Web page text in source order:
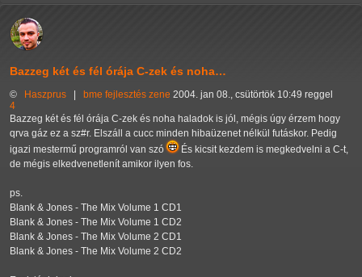
Bazzeg két és fél órája C-zek és noha…
© Haszprus | bme fejlesztés zene 2004. jan 08., csütörtök 10:49 reggel
4
Bazzeg két és fél órája C-zek és noha haladok is jól, mégis úgy érzem hogy
qrva gáz ez a sz#r. Elszáll a cucc minden hibaüzenet nélkül futáskor. Pedig
igazi mestermű programról van szó
És kicsit kezdem is megkedvelni a C-t,
de mégis elkedvenetlenít amikor ilyen fos.
ps.
Blank & Jones - The Mix Volume 1 CD1
Blank & Jones - The Mix Volume 1 CD2
Blank & Jones - The Mix Volume 2 CD1
Blank & Jones - The Mix Volume 2 CD2